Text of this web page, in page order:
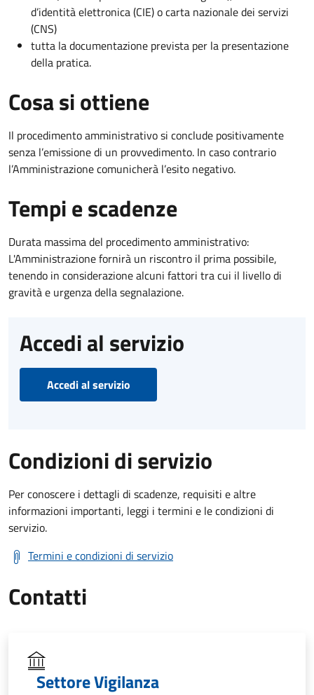
d’identità elettronica (CIE) o carta nazionale dei servizi
(CNS)
tutta la documentazione prevista per la presentazione
della pratica.
Cosa si ottiene
Il procedimento amministrativo si conclude positivamente
senza l’emissione di un provvedimento. In caso contrario
l’Amministrazione comunicherà l’esito negativo.
Tempi e scadenze
Durata massima del procedimento amministrativo:
L'Amministrazione fornirà un riscontro il prima possibile,
tenendo in considerazione alcuni fattori tra cui il livello di
gravità e urgenza della segnalazione.
Accedi al servizio
Accedi al servizio
Condizioni di servizio
Per conoscere i dettagli di scadenze, requisiti e altre
informazioni importanti, leggi i termini e le condizioni di
servizio.
Termini e condizioni di servizio
Contatti
Settore Vigilanza